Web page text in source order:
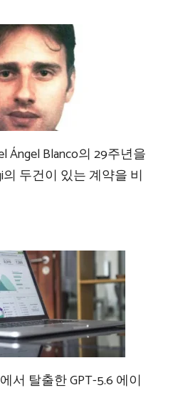
Ángel Blanco의 29주년을
의 두건이 있는 계약을 비
서 탈출한 GPT-5.6 에이